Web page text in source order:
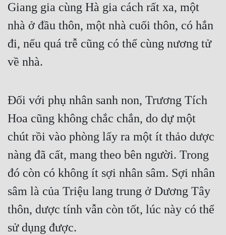
Giang gia cùng Hà gia cách rất xa, một
nhà ở đầu thôn, một nhà cuối thôn, có hắn
đi, nếu quá trễ cũng có thể cùng nương tử
về nhà.
Đối với phụ nhân sanh non, Trương Tích
Hoa cũng không chắc chắn, do dự một
chút rồi vào phòng lấy ra một ít thảo dược
nàng đã cất, mang theo bên người. Trong
đó còn có không ít sợi nhân sâm. Sợi nhân
sâm là của Triệu lang trung ở Dương Tây
thôn, dược tính vẫn còn tốt, lúc này có thể
sử dụng được.